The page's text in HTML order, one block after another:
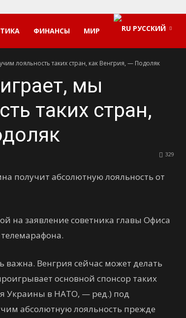
ФИНАНСЫ МИР РУССКИЙ
лояльность таких стран, как Венгрия, — Подоляк
мы
таких стран,
329
получит абсолютную лояльность от
на заявление советника главы Офиса
Венгрия сейчас может делать
основной спонсор таких
Украины в НАТО, — ред.) под
абсолютную лояльность прежде